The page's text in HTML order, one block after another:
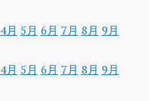
4月 5月 6月 7月 8月 9月
4月 5月 6月 7月 8月 9月